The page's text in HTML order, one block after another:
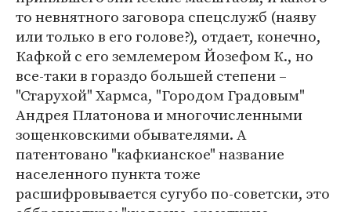
то невнятного заговора спецслужб (наяву
или только в его голове?), отдает, конечно,
Кафкой с его землемером Йозефом К., но
все-таки в гораздо большей степени –
"Старухой" Хармса, "Городом Градовым"
Андрея Платонова и многочисленными
зощенковскими обывателями. А
патентовано "кафкианское" название
населенного пункта тоже
расшифровывается сугубо по-советски, это